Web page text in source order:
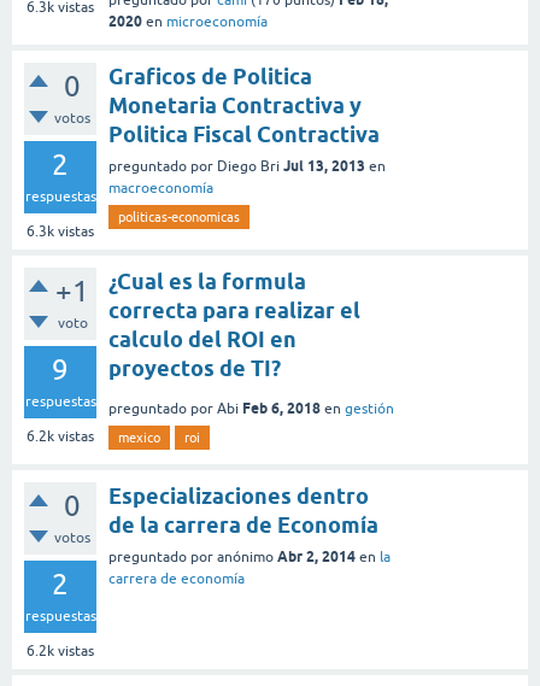
6.3k vistas
2020 en microeconomía
0
votos
2
respuestas
6.3k vistas
Graficos de Politica
Monetaria Contractiva y
Politica Fiscal Contractiva
preguntado por Diego Bri Jul 13, 2013 en
macroeconomía
politicas-economicas
+1
voto
9
respuestas
6.2k vistas
¿Cual es la formula
correcta para realizar el
calculo del ROI en
proyectos de TI?
preguntado por Abi Feb 6, 2018 en gestión
mexico roi
0
votos
2
respuestas
6.2k vistas
Especializaciones dentro
de la carrera de Economía
preguntado por anónimo Abr 2, 2014 en la
carrera de economía